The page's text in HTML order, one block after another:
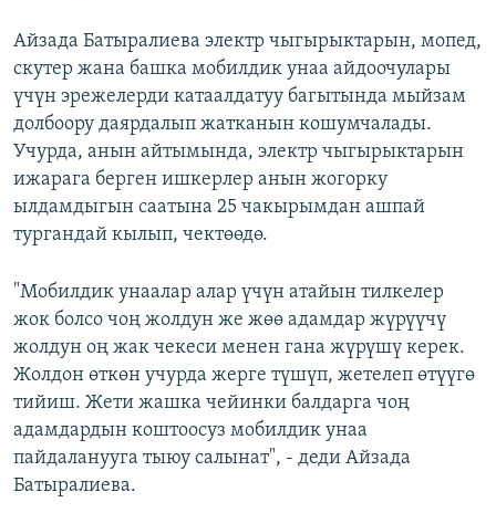
Айзада Батыралиева электр чыгырыктарын, мопед,
скутер жана башка мобилдик унаа айдоочулары
үчүн эрежелерди катаалдатуу багытында мыйзам
долбоору даярдалып жатканын кошумчалады.
Учурда, анын айтымында, электр чыгырыктарын
ижарага берген ишкерлер анын жогорку
ылдамдыгын саатына 25 чакырымдан ашпай
тургандай кылып, чектөөдө.
"Мобилдик унаалар алар үчүн атайын тилкелер
жок болсо чоң жолдун же жөө адамдар жүрүүчү
жолдун оң жак чекеси менен гана жүрүшү керек.
Жолдон өткөн учурда жерге түшүп, жетелеп өтүүгө
тийиш. Жети жашка чейинки балдарга чоң
адамдардын коштоосуз мобилдик унаа
пайдаланууга тыюу салынат", - деди Айзада
Батыралиева.